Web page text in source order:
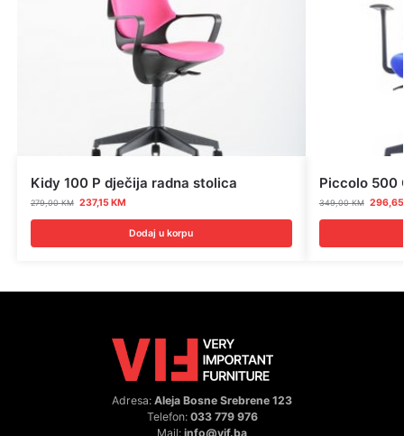
Kidy 100 P dječija radna stolica
279,00KM 237,15KM
Dodaj u korpu
Piccolo 500
349,00KM
Adresa: Aleja Bosne Srebrene 123
Telefon: 033 779 976
Mail: info@vif.ba